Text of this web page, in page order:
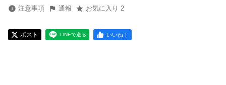
注意事項 通報 お気に入り 2
ポスト LINEで送る いいね！